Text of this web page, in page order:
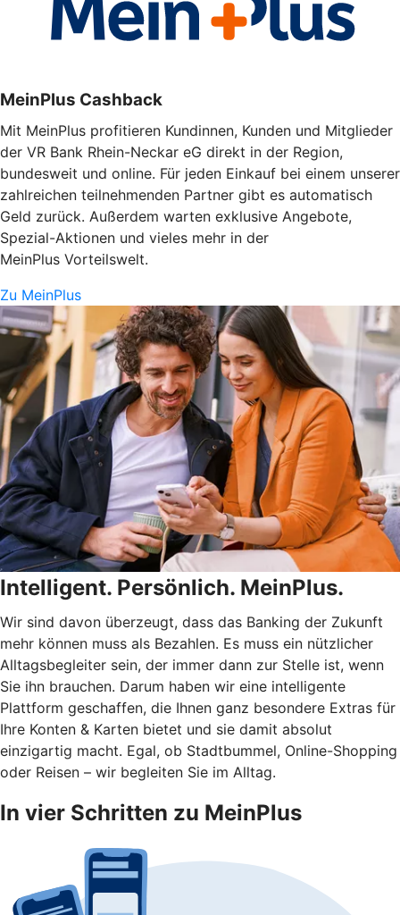
MeinPlus Cashback
Mit MeinPlus profitieren Kundinnen, Kunden und Mitglieder
der VR Bank Rhein-Neckar eG direkt in der Region,
bundesweit und online. Für jeden Einkauf bei einem unserer
zahlreichen teilnehmenden Partner gibt es automatisch
Geld zurück. Außerdem warten exklusive Angebote,
Spezial-Aktionen und vieles mehr in der
MeinPlus Vorteilswelt.
Zu MeinPlus
Intelligent. Persönlich. MeinPlus.
Wir sind davon überzeugt, dass das Banking der Zukunft
mehr können muss als Bezahlen. Es muss ein nützlicher
Alltagsbegleiter sein, der immer dann zur Stelle ist, wenn
Sie ihn brauchen. Darum haben wir eine intelligente
Plattform geschaffen, die Ihnen ganz besondere Extras für
Ihre Konten & Karten bietet und sie damit absolut
einzigartig macht. Egal, ob Stadtbummel, Online-Shopping
oder Reisen – wir begleiten Sie im Alltag.
In vier Schritten zu MeinPlus